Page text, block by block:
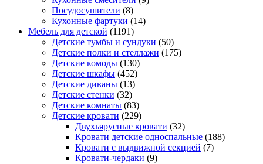
Посудосушители (8)
Кухонные фартуки (14)
Мебель для детской (1191)
Детские тумбы и сундуки (50)
Детские полки и стеллажи (175)
Детские комоды (130)
Детские шкафы (452)
Детские диваны (13)
Детские стенки (32)
Детские комнаты (83)
Детские кровати (229)
Двухъярусные кровати (32)
Кровати детские односпальные (188)
Кровати с выдвижной секцией (7)
Кровати-чердаки (9)